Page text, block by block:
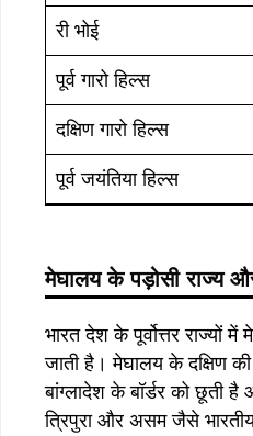
री भोई
पूर्व गारो हिल्स
दक्षिण गारो हिल्स
पूर्व जयंतिया हिल्स
मेघालय के पड़ोसी राज्य
भारत देश के पूर्वोत्तर राज्यों में
जाती है। मेघालय के दक्षिण की
बांग्लादेश के बॉर्डर को छूती
त्रिपुरा और असम जैसे